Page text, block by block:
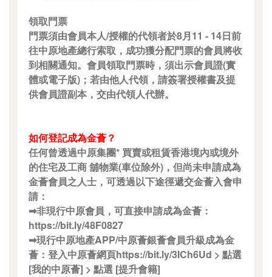
領取門票
門票須由會員本人/授權的代領者於8月11 - 14日前
往中原地產總行索取，成功獲分配門票的會員將收
到相關通知。會員領取門票時，須出示會員證(實
體或電子版)；若由他人代領，請簽署授權書及提
供會員證副本，交由代領人代辦。
如何登記成為金薈？
任何曾透過中原集團* 買賣或租賃香港境內或境外
的住宅及工商 舖物業(車位除外)，但尚未申請成為
金薈會員之人士，可透過以下途徑遞交金薈入會申
請：
➡非現行中原會員，可直接申請成為金薈：
https://bit.ly/48F0827
➡現行中原地產APP/中原薈銀薈會員升級成為金
薈：登入中原薈網頁https://bit.ly/3ICh6Ud > 點選
[我的中原薈] > 點選 [提升會籍]